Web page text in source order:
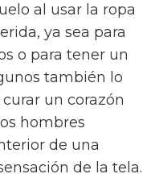
al usar la ropa
ya sea para
o para tener un
también lo
un corazón
hombres
de una
de la tela.